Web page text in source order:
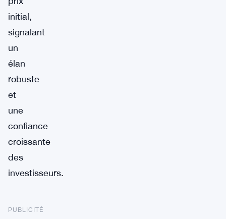
initial,
signalant
un
élan
robuste
et
une
confiance
croissante
des
investisseurs.
PUBLICITÉ